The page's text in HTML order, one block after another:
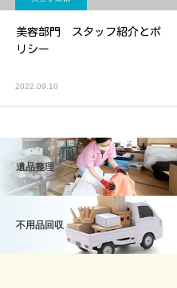
美容部門 スタッフ紹介とポ
リシー
2022.09.10
遺品整理
不用品回収